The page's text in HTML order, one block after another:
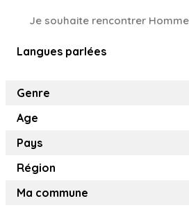
Je souhaite rencontrer
Langues parlées
Genre
Age
Pays
Région
Ma commune